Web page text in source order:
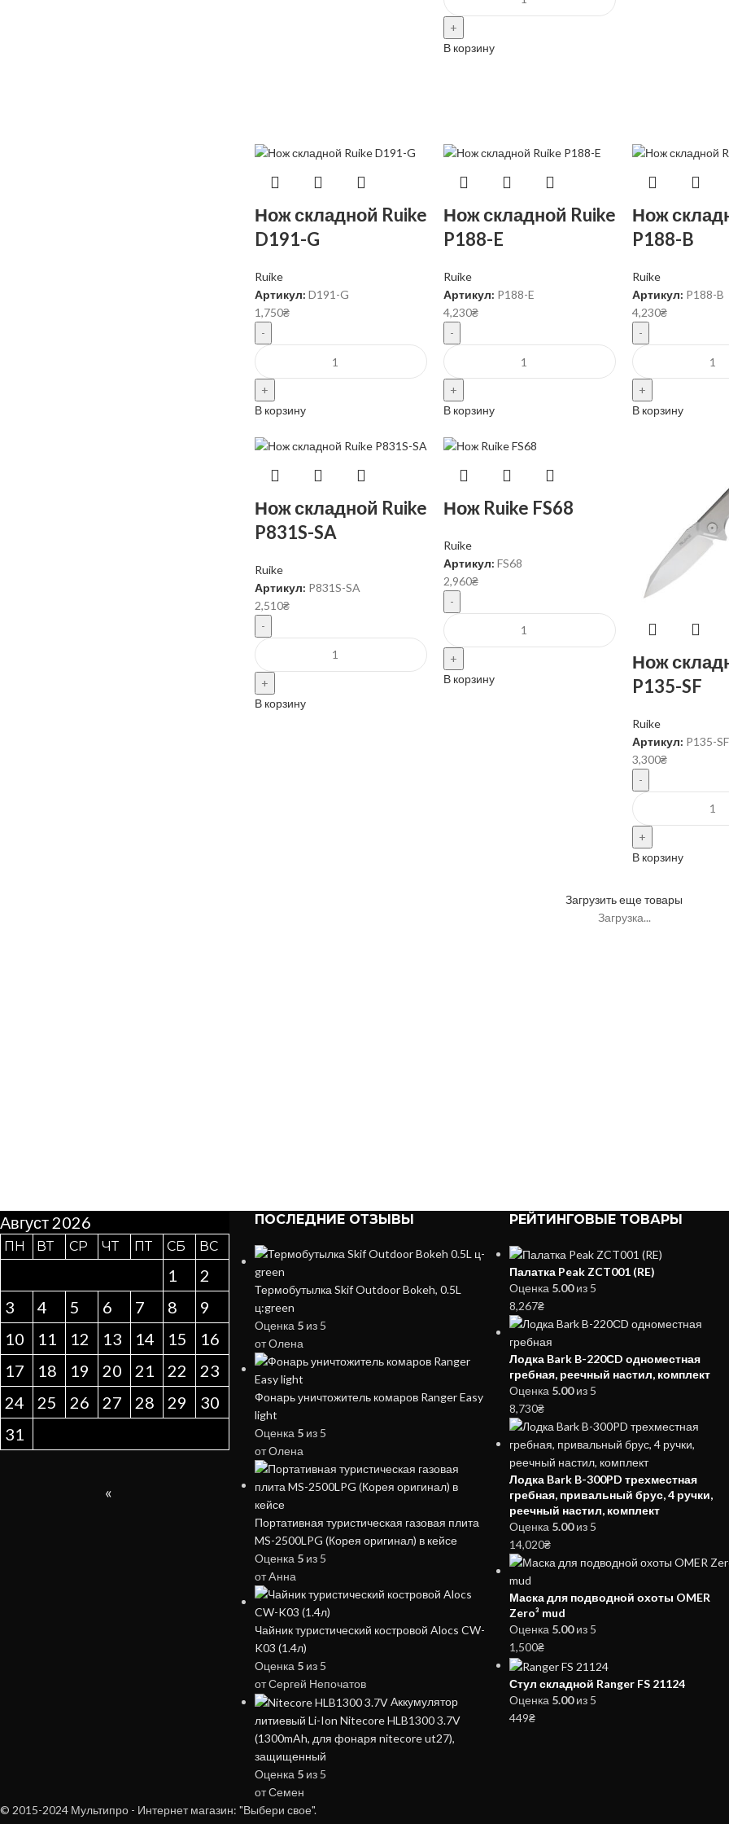
В корзину
Нож складной Ruike
D191-G
Ruike
Артикул: D191-G
1,750₴
В корзину
Нож складной Ruike
P188-E
Ruike
Артикул: P188-E
4,230₴
В корзину
Нож
P188-B
Ruike
Артикул: P188-B
4,230₴
В корзину
Нож складной Ruike
P831S-SA
Ruike
Артикул: P831S-SA
2,510₴
В корзину
Нож Ruike FS68
Ruike
Артикул:FS68
2,960₴
В корзину
Нож
P135-SF
Ruike
Артикул: P135-SF
3,300₴
В корзину
Загрузить еще товары
Загрузка...
Август 2026
ПН ВТ СР ЧТ ПТ СБ ВС
1
2
3
4 5 6 7 8
9
10
11 12 13 14 15
16
17
18 19 20 21 22
23
24
25 26 27 28 29
30
31
«
ПОСЛЕДНИЕ ОТЗЫВЫ
Термобутылка Skif Outdoor Bokeh, 0.5L
ц:green
Оценка 5из 5
от Олена
Фонарь уничтожитель комаров Ranger Easy
light
Оценка 5из 5
от Олена
Портативная туристическая газовая плита
MS-2500LPG (Корея оригинал) в кейсе
Оценка 5из 5
от Aнна
Чайник туристический костровой Alocs CW-
K03 (1.4л)
Оценка 5из 5
от Сергей Непочатов
Аккумулятор
литиевый Li-Ion Nitecore HLB1300 3.7V
(1300mAh, для фонаря nitecore ut27),
защищенный
Оценка 5из 5
от Семен
РЕЙТИНГОВЫЕ ТОВАРЫ
Палатка Peak ZCT001 (RE)
Оценка 5.00из 5
8,267₴
Лодка Bark B-220СD одноместная
гребная, реечный настил, комплект
Оценка 5.00из 5
8,730₴
Лодка Bark B-300PD трехместная
гребная, привальный брус, 4 ручки,
реечный настил, комплект
Оценка 5.00из 5
14,020₴
Маска для подводной охоты OMER
Zero³ mud
Оценка 5.00из 5
1,500₴
Стул складной Ranger FS 21124
Оценка 5.00из 5
449₴
© 2015-2024 Мультипро - Интернет магазин: "Выбери свое".